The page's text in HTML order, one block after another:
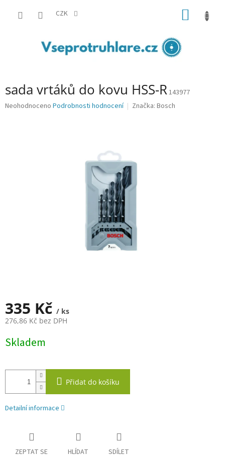
CZK
sada vrtáků do kovu HSS-R143977
Průměrné
Neohodnoceno Podrobnosti hodnocení Značka: Bosch
335 Kč / ks
276,86 Kč bez DPH
cena:
Skladem
Přidat do košíku
Detailní informace
ZEPTAT SE HLÍDAT SDÍLET